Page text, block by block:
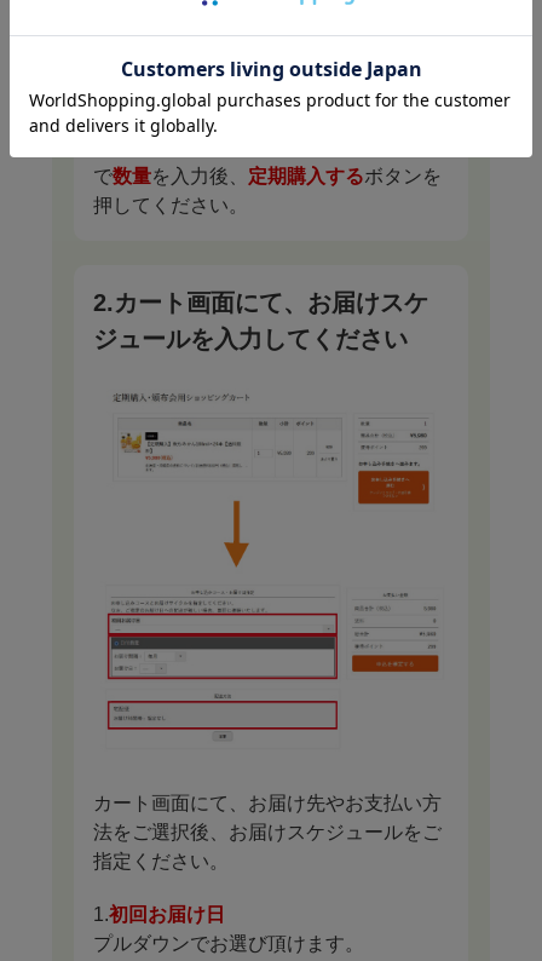
で数量を入力後、 定期購入するボタンを
押してください。
2.カート画面にて、お届けスケ
ジュールを入力してください
カート画面にて、お届け先やお支払い方
法をご選択後、お届けスケジュールをご
指定ください。
1.初回お届け日
プルダウンでお選び頂けます。